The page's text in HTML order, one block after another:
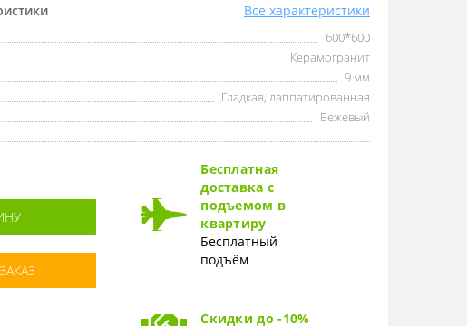
Все характеристики
600*600
Керамогранит
9 мм
Гладкая, лаппатированная
Бежевый
Бесплатная
доставка с
подъемом в
квартиру
Бесплатный
подъём
Скидки до -10%